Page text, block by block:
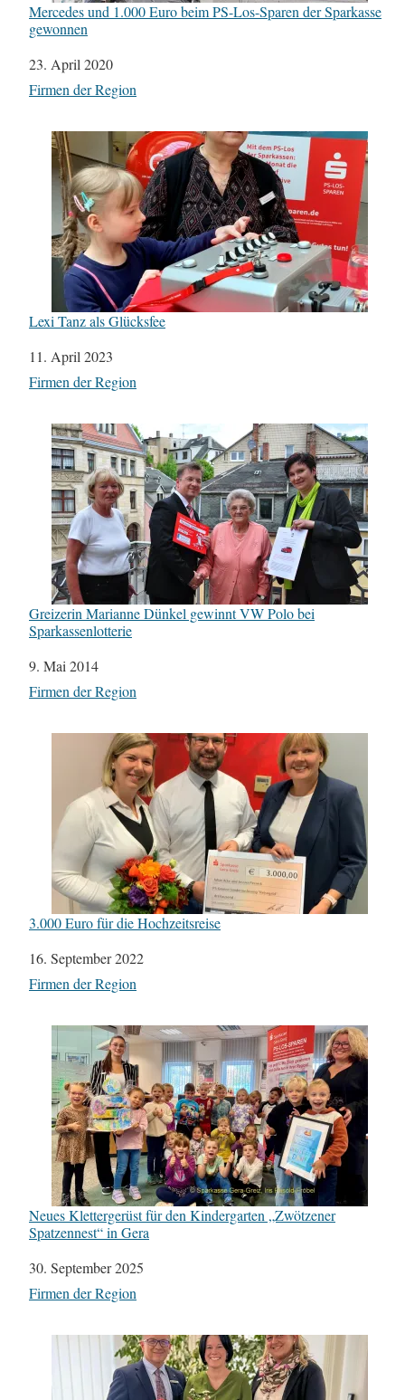
Mercedes und 1.000 Euro beim PS-Los-Sparen der Sparkasse
gewonnen
Datum
23. April 2020
In Bezug auf
Firmen der Region
Lexi Tanz als Glücksfee
Datum
11. April 2023
In Bezug auf
Firmen der Region
Greizerin Marianne Dünkel gewinnt VW Polo bei
Sparkassenlotterie
Datum
9. Mai 2014
In Bezug auf
Firmen der Region
3.000 Euro für die Hochzeitsreise
Datum
16. September 2022
In Bezug auf
Firmen der Region
Neues Klettergerüst für den Kindergarten „Zwötzener
Spatzennest“ in Gera
Datum
30. September 2025
In Bezug auf
Firmen der Region